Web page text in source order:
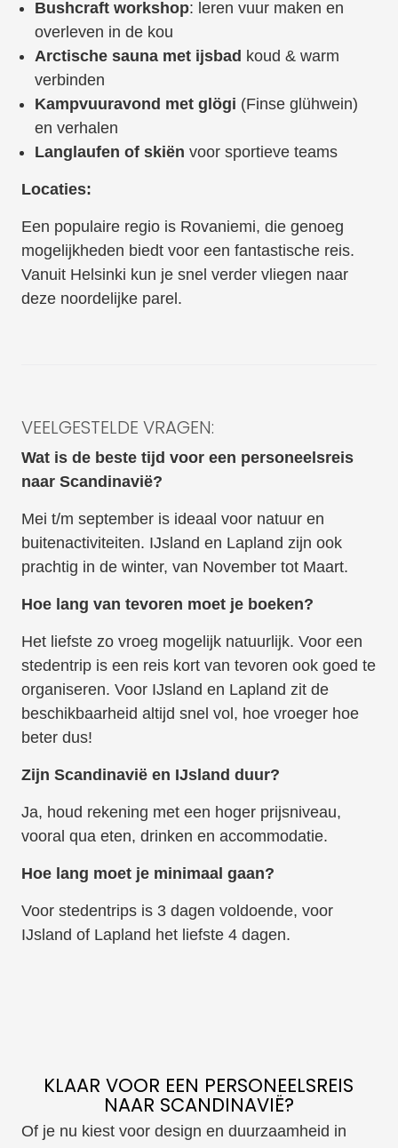
Bushcraft workshop: leren vuur maken en
overleven in de kou
Arctische sauna met ijsbad koud & warm
verbinden
Kampvuuravond met glögi (Finse glühwein)
en verhalen
Langlaufen of skiën voor sportieve teams
Locaties:
Een populaire regio is Rovaniemi, die genoeg
mogelijkheden biedt voor een fantastische reis.
Vanuit Helsinki kun je snel verder vliegen naar
deze noordelijke parel.
VEELGESTELDE VRAGEN:
Wat is de beste tijd voor een personeelsreis
naar Scandinavië?
Mei t/m september is ideaal voor natuur en
buitenactiviteiten. IJsland en Lapland zijn ook
prachtig in de winter, van November tot Maart.
Hoe lang van tevoren moet je boeken?
Het liefste zo vroeg mogelijk natuurlijk. Voor een
stedentrip is een reis kort van tevoren ook goed te
organiseren. Voor IJsland en Lapland zit de
beschikbaarheid altijd snel vol, hoe vroeger hoe
beter dus!
Zijn Scandinavië en IJsland duur?
Ja, houd rekening met een hoger prijsniveau,
vooral qua eten, drinken en accommodatie.
Hoe lang moet je minimaal gaan?
Voor stedentrips is 3 dagen voldoende, voor
IJsland of Lapland het liefste 4 dagen.
KLAAR VOOR EEN PERSONEELSREIS
NAAR SCANDINAVIË?
Of je nu kiest voor design en duurzaamheid in